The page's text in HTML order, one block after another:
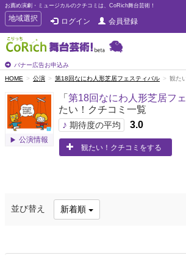
お薦め演劇・ミュージカルのクチコミは、CoRich舞台芸術！
T
o
g
g
e
n
v
g
a
地域選択 ログイン 会員登録
バナー広告お申込み
HOME 公演 第18回なにわ人形芝居フェスティバル 観た
公演情報
「 第18回なにわ人形芝居フ
たい！クチコミ一覧
♪ 期待度の平均 3.0
観たい！クチコミをする
並び替え 新着順